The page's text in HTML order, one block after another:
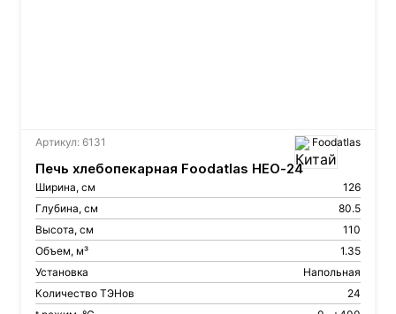
Артикул: 6131 Foodatlas
Печь хлебопекарная Foodatlas HEO-24
Ширина, см
126
Глубина, см
80.5
Высота, см
110
Объем, м³
1.35
Установка
Напольная
Количество ТЭНов
24